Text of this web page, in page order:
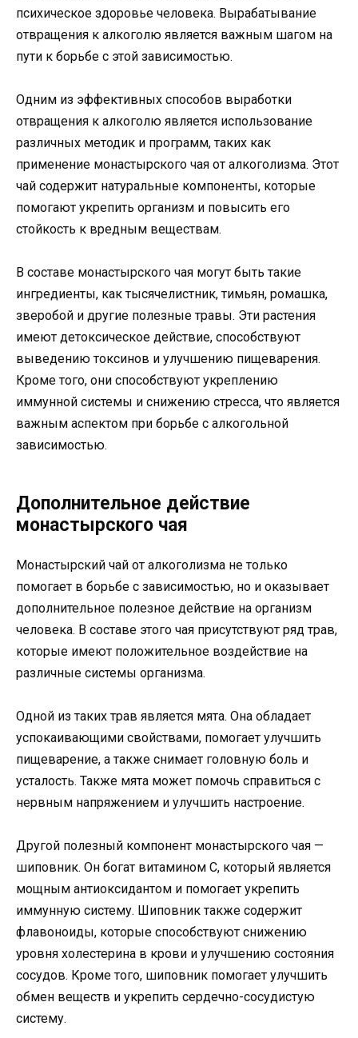
психическое здоровье человека. Вырабатывание
отвращения к алкоголю является важным шагом на
пути к борьбе с этой зависимостью.
Одним из эффективных способов выработки
отвращения к алкоголю является использование
различных методик и программ, таких как
применение монастырского чая от алкоголизма. Этот
чай содержит натуральные компоненты, которые
помогают укрепить организм и повысить его
стойкость к вредным веществам.
В составе монастырского чая могут быть такие
ингредиенты, как тысячелистник, тимьян, ромашка,
зверобой и другие полезные травы. Эти растения
имеют детоксическое действие, способствуют
выведению токсинов и улучшению пищеварения.
Кроме того, они способствуют укреплению
иммунной системы и снижению стресса, что является
важным аспектом при борьбе с алкогольной
зависимостью.
Дополнительное действие
монастырского чая
Монастырский чай от алкоголизма не только
помогает в борьбе с зависимостью, но и оказывает
дополнительное полезное действие на организм
человека. В составе этого чая присутствуют ряд трав,
которые имеют положительное воздействие на
различные системы организма.
Одной из таких трав является мята. Она обладает
успокаивающими свойствами, помогает улучшить
пищеварение, а также снимает головную боль и
усталость. Также мята может помочь справиться с
нервным напряжением и улучшить настроение.
Другой полезный компонент монастырского чая —
шиповник. Он богат витамином С, который является
мощным антиоксидантом и помогает укрепить
иммунную систему. Шиповник также содержит
флавоноиды, которые способствуют снижению
уровня холестерина в крови и улучшению состояния
сосудов. Кроме того, шиповник помогает улучшить
обмен веществ и укрепить сердечно-сосудистую
систему.